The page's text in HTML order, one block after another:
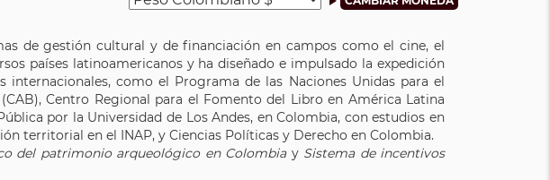
de gestión cultural y de financiación en campos como el cine, el
países latinoamericanos y ha diseñado e impulsado la expedición
como el Programa de las Naciones Unidas para el
Centro Regional para el Fomento del Libro en América Latina
por la Universidad de Los Andes, en Colombia, con estudios en
territorial en el INAP, y Ciencias Políticas y Derecho en Colombia.
del patrimonio arqueológico en Colombiay Sistema de incentivos